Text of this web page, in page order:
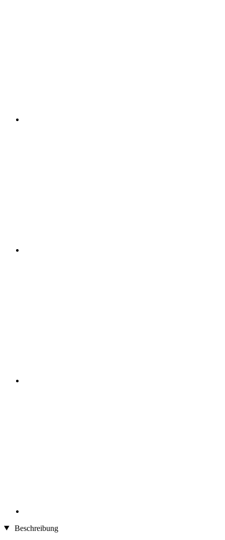
Beschreibung